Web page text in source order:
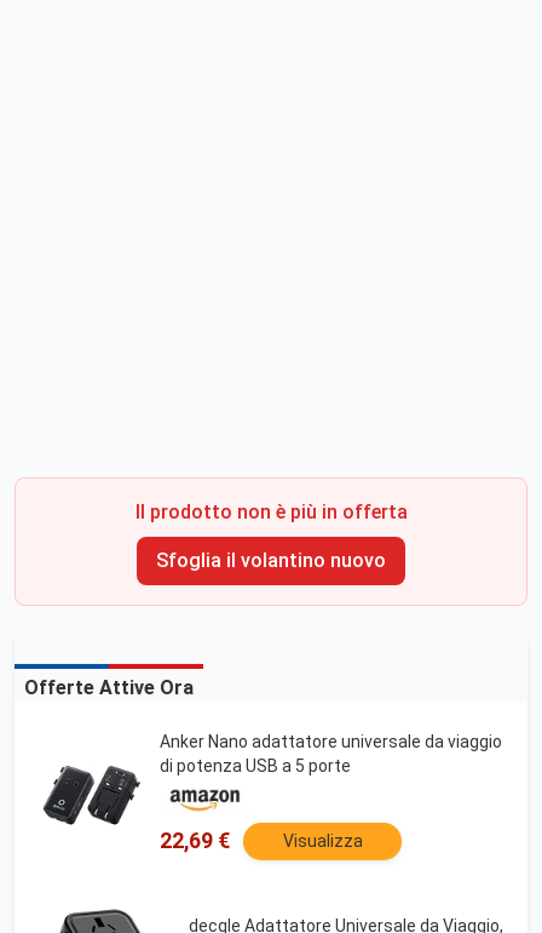
Il prodotto non è più in offerta
Sfoglia il volantino nuovo
Offerte Attive Ora
Anker Nano adattatore universale da viaggio
di potenza USB a 5 porte
22,69 € Visualizza
decqle Adattatore Universale da Viaggio,